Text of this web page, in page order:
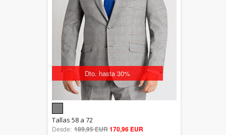
Dto. hasta 30%
out of 5
Tallas 58 a 72
Desde: 189,95 EUR170,96 EUR